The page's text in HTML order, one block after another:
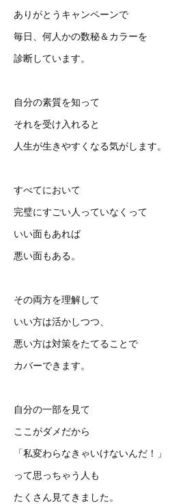
ありがとうキャンペーンで
毎日、何人かの数秘＆カラーを
診断しています。
自分の素質を知って
それを受け入れると
人生が生きやすくなる気がします。
すべてにおいて
完璧にすごい人っていなくって
いい面もあれば
悪い面もある。
その両方を理解して
いい方は活かしつつ、
悪い方は対策をたてることで
カバーできます。
自分の一部を見て
ここがダメだから
「私変わらなきゃいけないんだ！」
って思っちゃう人も
たくさん見てきました。